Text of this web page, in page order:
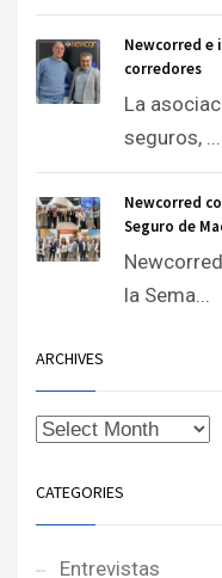
Newcorred e
corredores
La
seguros, ...
Newcorred
Seguro de
la Sema...
ARCHIVES
CATEGORIES
Entrevistas